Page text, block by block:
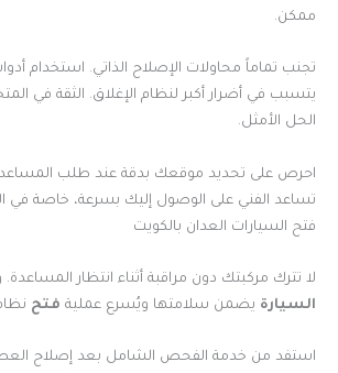
ممكن.
تجنب تماماً محاولات الإصلاح الذاتي. استخدام
يتسبب في أضرار أكبر لنظام الإغلاق. الثقة في
الحل الأمثل.
احرص على تحديد موقعك بدقة عند طلب
تساعد الفني على الوصول إليك بسرعة، خاصة في
فتح السيارات العدان بالكويت
لا تترك مركبتك دون مراقبة أثناء انتظار
السيارة يضمن سلامتها ويُسرع عملية فتح
استفد من خدمة الفحص الشامل بعد إصلاح